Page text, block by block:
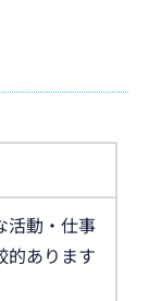
活動・仕事
的あります